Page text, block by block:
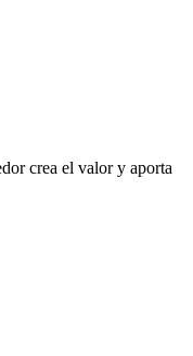
crea el valor y aporta